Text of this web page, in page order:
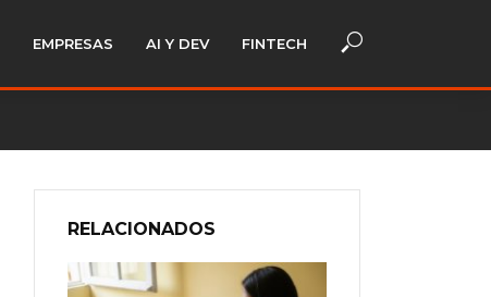
EMPRESAS AI Y DEV FINTECH
RELACIONADOS